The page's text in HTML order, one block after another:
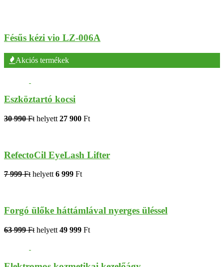
Fésűs kézi vio LZ-006A
Akciós termékek
Eszköztartó kocsi
30 990 Ft helyett 27 900 Ft
RefectoCil EyeLash Lifter
7 999 Ft helyett 6 999 Ft
Forgó ülőke háttámlával nyerges üléssel
63 999 Ft helyett 49 999 Ft